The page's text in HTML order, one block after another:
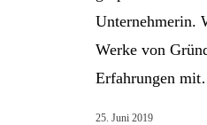
Unternehmerin.
Werke von
Erfahrungen
25. Juni 2019